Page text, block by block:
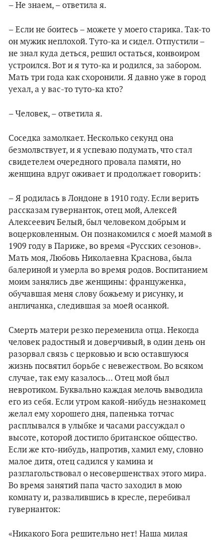
– Не знаем, – ответила я.
– Если не боитесь – можете у моего старика. Так-то
он мужик неплохой. Туто-ка и сидел. Отпустили –
не знал куда деться, решил остаться, конвоиром
устроился. Вот и я туто-ка и родился, за забором.
Мать три года как схоронили. Я давно уже в город
уехал, а у вас-то туто-ка кто?
– Человек, – ответила я.
Соседка замолкает. Несколько секунд она
безмолвствует, и я успеваю подумать, что стал
свидетелем очередного провала памяти, но
женщина вдруг оживает и продолжает говорить:
– Я родилась в Лондоне в 1910 году. Если верить
рассказам гувернанток, отец мой, Алексей
Алексеевич Белый, был человеком добрым и
воцерковленным. Он познакомился с моей мамой в
1909 году в Париже, во время «Русских сезонов».
Мать моя, Любовь Николаевна Краснова, была
балериной и умерла во время родов. Воспитанием
моим занялись две женщины: француженка,
обучавшая меня слову божьему и рисунку, и
англичанка, следившая за моей осанкой.
Смерть матери резко переменила отца. Некогда
человек радостный и доверчивый, в один день он
разорвал связь с церковью и всю оставшуюся
жизнь посвятил борьбе с невежеством. Во всяком
случае, так ему казалось... Отец мой был
невротиком. Буквально каждая мелочь выводила
его из себя. Если утром какой-нибудь незнакомец
желал ему хорошего дня, папенька тотчас
расплывался в улыбке и часами рассуждал о
высоте, которой достигло британское общество.
Если же кто-нибудь, напротив, хамил ему, словно
малое дитя, отец садился у камина и
разглагольствовал о несовершенствах этого мира.
Во время занятий папа часто заходил в мою
комнату и, развалившись в кресле, перебивал
гувернанток:
«Никакого Бога решительно нет! Наша милая